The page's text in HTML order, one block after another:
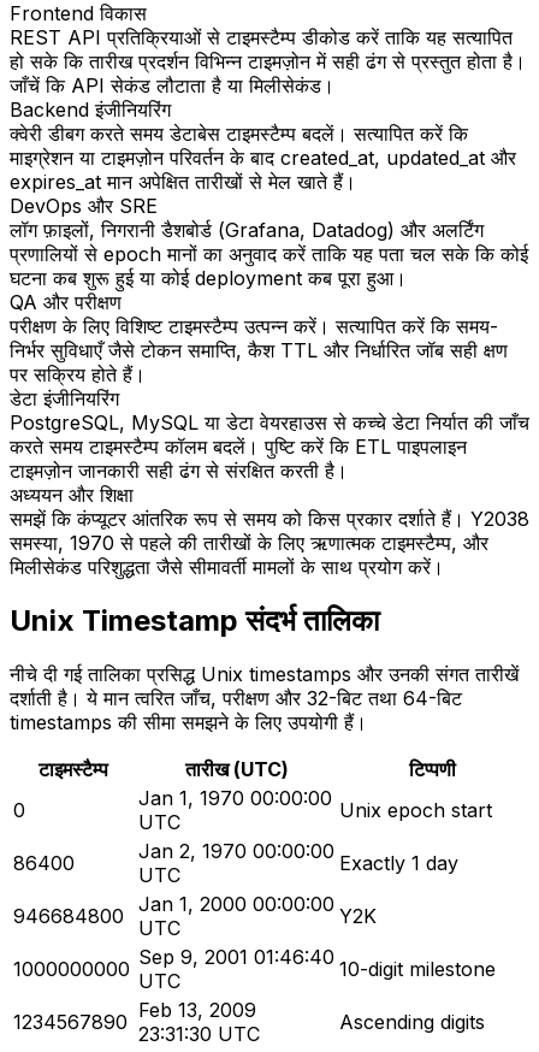
Frontend विकास
REST API प्रतिक्रियाओं से टाइमस्टैम्प डीकोड करें ताकि यह सत्यापित
हो सके कि तारीख प्रदर्शन विभिन्न टाइमज़ोन में सही ढंग से प्रस्तुत होता है।
जाँचें कि API सेकंड लौटाता है या मिलीसेकंड।
Backend इंजीनियरिंग
क्वेरी डीबग करते समय डेटाबेस टाइमस्टैम्प बदलें। सत्यापित करें कि
माइग्रेशन या टाइमज़ोन परिवर्तन के बाद created_at, updated_at और
expires_at मान अपेक्षित तारीखों से मेल खाते हैं।
DevOps और SRE
लॉग फ़ाइलों, निगरानी डैशबोर्ड (Grafana, Datadog) और अलर्टिंग
प्रणालियों से epoch मानों का अनुवाद करें ताकि यह पता चल सके कि कोई
घटना कब शुरू हुई या कोई deployment कब पूरा हुआ।
QA और परीक्षण
परीक्षण के लिए विशिष्ट टाइमस्टैम्प उत्पन्न करें। सत्यापित करें कि समय-
निर्भर सुविधाएँ जैसे टोकन समाप्ति, कैश TTL और निर्धारित जॉब सही क्षण
पर सक्रिय होते हैं।
डेटा इंजीनियरिंग
PostgreSQL, MySQL या डेटा वेयरहाउस से कच्चे डेटा निर्यात की जाँच
करते समय टाइमस्टैम्प कॉलम बदलें। पुष्टि करें कि ETL पाइपलाइन
टाइमज़ोन जानकारी सही ढंग से संरक्षित करती है।
अध्ययन और शिक्षा
समझें कि कंप्यूटर आंतरिक रूप से समय को किस प्रकार दर्शाते हैं। Y2038
समस्या, 1970 से पहले की तारीखों के लिए ऋणात्मक टाइमस्टैम्प, और
मिलीसेकंड परिशुद्धता जैसे सीमावर्ती मामलों के साथ प्रयोग करें।
Unix Timestamp संदर्भ तालिका
नीचे दी गई तालिका प्रसिद्ध Unix timestamps और उनकी संगत तारीखें
दर्शाती है। ये मान त्वरित जाँच, परीक्षण और 32-बिट तथा 64-बिट
timestamps की सीमा समझने के लिए उपयोगी हैं।
टाइमस्टैम्प
तारीख (UTC)
टिप्पणी
0
Jan 1, 1970 00:00:00
UTC
Unix epoch start
86400
Jan 2, 1970 00:00:00
UTC
Exactly 1 day
946684800
Jan 1, 2000 00:00:00
UTC
Y2K
1000000000 Sep 9, 2001 01:46:40
UTC
10-digit milestone
1234567890 Feb 13, 2009
23:31:30 UTC
Ascending digits